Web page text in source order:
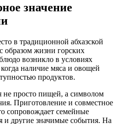
значение
в традиционной абхазской
образом жизни горских
возникло в условиях
наличие мяса и овощей
продуктов.
не просто пищей, а символом
Приготовление и совместное
сопровождает семейные
и другие значимые события. На